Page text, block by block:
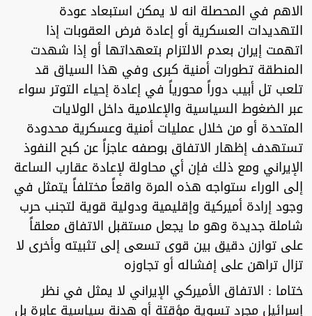
الاهم في المحصلة انه لا يمكن استبعاد عودة
التهديدات العسكرية أو إعادة فرض العقوبات إذا
اتهمت إيران بعدم الالتزام بتعهداتها أو إذا شهدت
المنطقة تطورات أمنية كبرى وفي هذا السياق قد
تلعب تل أبيب دوراً محورياً في إعادة إحياء التوتر سواء
عبر الضغوط السياسية والإعلامية داخل الولايات
المتحدة أو من خلال عمليات أمنية وعسكرية محدودة
تستهدف إظهار الاتفاق بوصفه عاجزاً عن كبح النفوذ
الإيراني ومع ذلك فإن أي محاولة لإعادة عقارب الساعة
إلى الوراء ستواجه هذه المرة واقعاً مختلفاً يتمثل في
وجود إرادة أميركية وإقليمية ودولية قوية لتجنب حرب
شاملة جديدة وهو ما يجعل مستقبل الاتفاق معلقاً
على توازن دقيق بين قوى تسعى إلى تثبيته وأخرى لا
تزال تراهن على إفشاله أو تجاوزه
ختاما : الاتفاق الأميركي الإيراني لا يمثل في نظر
إسرائيل مجرد تسوية مؤقتة أو هدنة سياسية عابرة بل